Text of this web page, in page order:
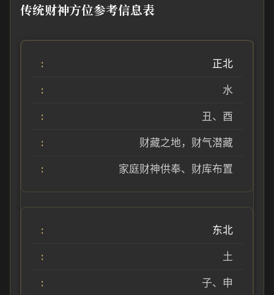
传统财神方位参考信息表
正北
水
丑、酉
财藏之地，财气潜藏
家庭财神供奉、财库布置
东北
土
子、申